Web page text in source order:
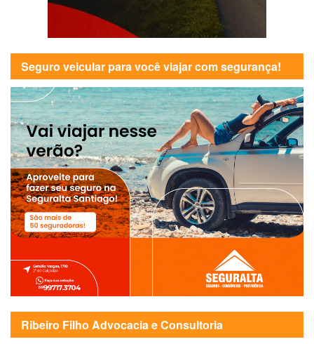
Seguro veicular para você viajar com segurança!
Ribeiro Filho Advocacia e Consultoria